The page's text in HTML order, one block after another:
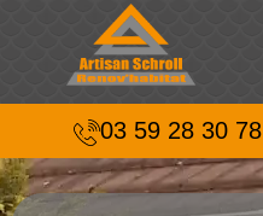
03 59 28 30 78